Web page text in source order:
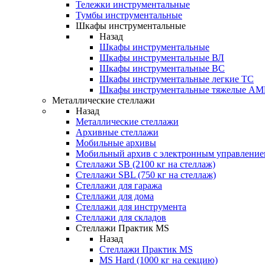
Тележки инструментальные
Тумбы инструментальные
Шкафы инструментальные
Назад
Шкафы инструментальные
Шкафы инструментальные ВЛ
Шкафы инструментальные ВС
Шкафы инструментальные легкие ТС
Шкафы инструментальные тяжелые
Металлические стеллажи
Назад
Металлические стеллажи
Архивные стеллажи
Мобильные архивы
Мобильный архив с электронным
Стеллажи SB (2100 кг на стеллаж)
Стеллажи SBL (750 кг на стеллаж)
Стеллажи для гаража
Стеллажи для дома
Стеллажи для инструмента
Стеллажи для складов
Стеллажи Практик MS
Назад
Стеллажи Практик MS
MS Hard (1000 кг на секцию)